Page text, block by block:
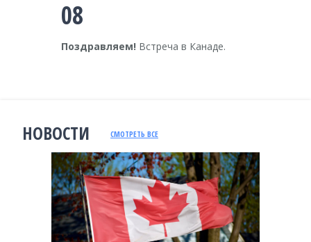
08
Поздравляем! Встреча в Канаде.
НОВОСТИ СМОТРЕТЬ ВСЕ